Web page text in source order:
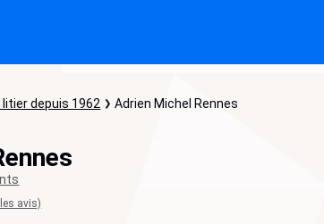
depuis 1962 Adrien Michel Rennes
avis)